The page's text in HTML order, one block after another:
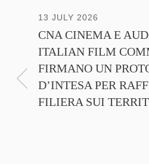
13 JULY 2026
CNA CINEMA E
ITALIAN FILM
FIRMANO UN
D’INTESA PER
FILIERA SUI